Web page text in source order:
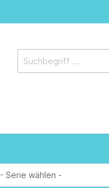
- Serie wählen -